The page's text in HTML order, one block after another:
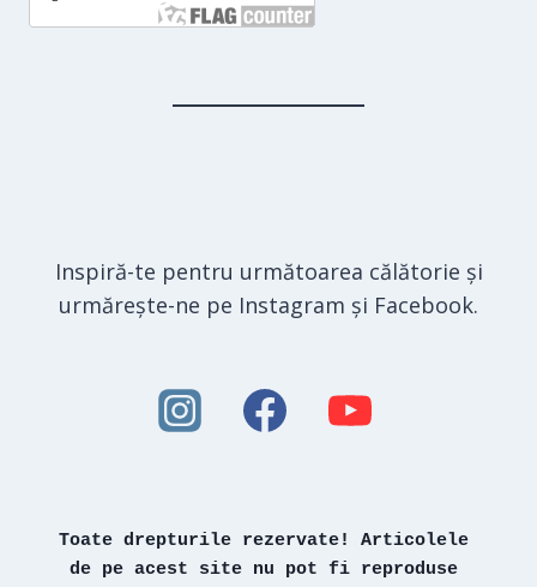
Inspiră-te pentru următoarea călătorie și
urmărește-ne pe Instagram și Facebook.
Toate drepturile rezervate! Articolele
de pe acest site nu pot fi reproduse